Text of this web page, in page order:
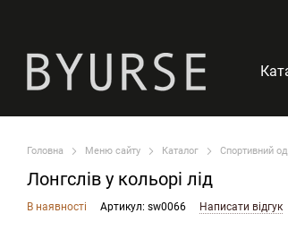
Головна Меню сайту Каталог Спортивний
Лонгслів у кольорі лід
В наявності Артикул: sw0066 Написати відгук